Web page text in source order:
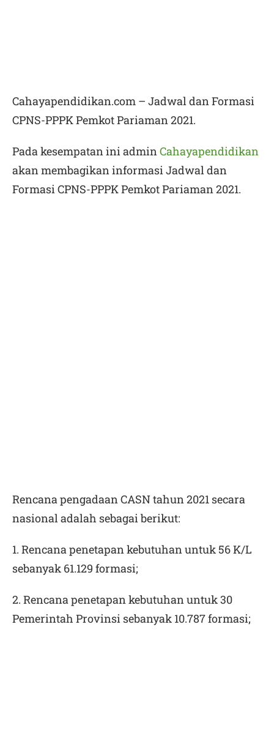
Cahayapendidikan.com – Jadwal dan Formasi
CPNS-PPPK Pemkot Pariaman 2021.
Pada kesempatan ini adminCahayapendidikan
akan membagikan informasiJadwal dan
Formasi CPNS-PPPK Pemkot Pariaman 2021.
Rencana pengadaan CASN tahun 2021 secara
nasional adalah sebagai berikut:
1. Rencana penetapan kebutuhan untuk 56 K/L
sebanyak 61.129 formasi;
2. Rencana penetapan kebutuhan untuk 30
Pemerintah Provinsi sebanyak 10.787 formasi;